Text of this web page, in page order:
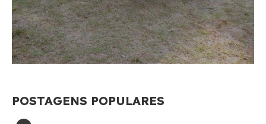
POSTAGENS POPULARES